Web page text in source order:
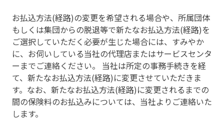
お払込方法(経路)の変更を希望される場合や、所属団体
もしくは集団からの脱退等で新たなお払込方法(経路)を
ご選択していただく必要が生じた場合には、すみやか
に、お伺いしている当社の代理店またはサービスセンタ
ーまでご連絡ください。 当社は所定の事務手続きを経
て、新たなお払込方法(経路)に変更させていただきま
す。なお、新たなお払込方法(経路)に変更されるまでの
間の保険料のお払込みについては、当社よりご連絡いた
します。